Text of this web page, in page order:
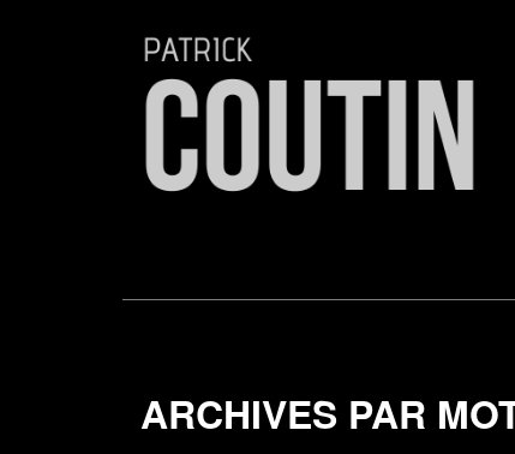
ARCHIVES PAR